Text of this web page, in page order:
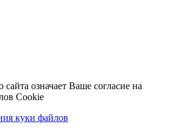
означает Ваше согласие на
Cookie
куки файлов